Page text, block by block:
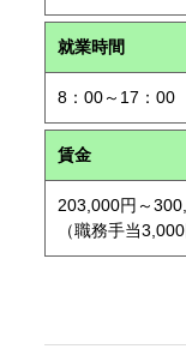
就業時間
8：00～17：00
賃金
203,000円～
（職務手当